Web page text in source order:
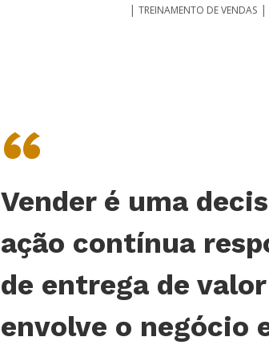
| TREINAMENTO DE VENDAS|
“
Vender é uma
ação contínua
de entrega de
envolve o negócio